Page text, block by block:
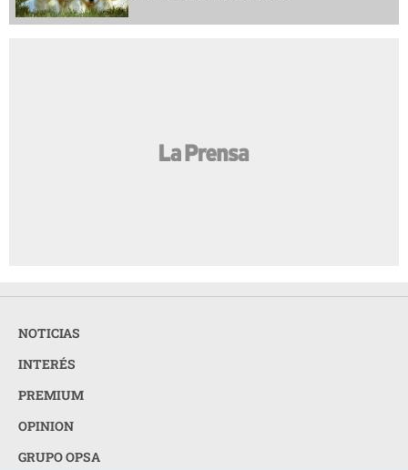
NOTICIAS
INTERÉS
PREMIUM
OPINION
GRUPO OPSA